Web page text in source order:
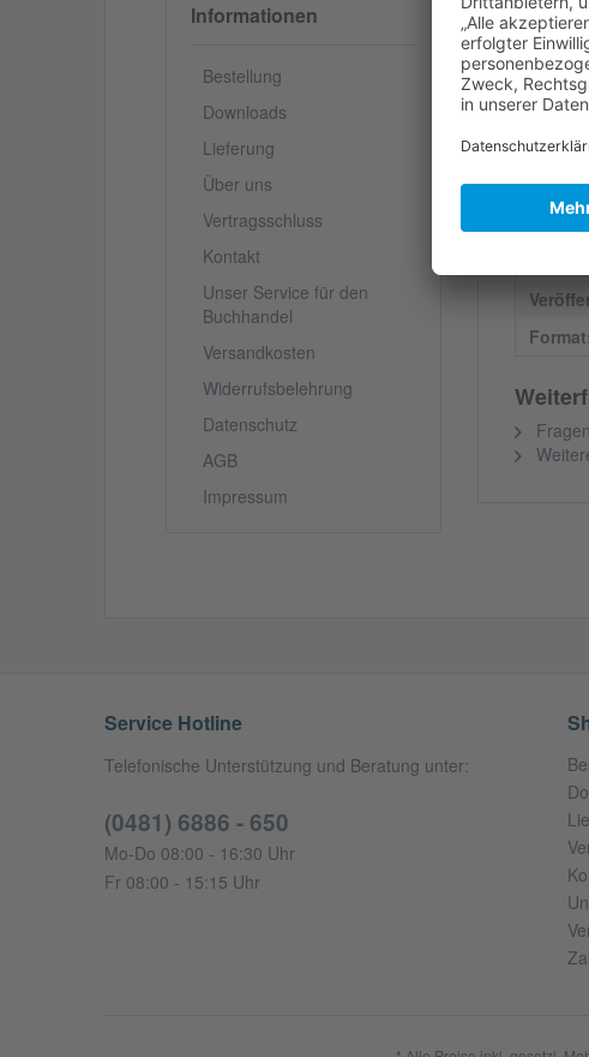
Informationen
Bestellung
Downloads
Lieferung
Über uns
Vertragsschluss
Kontakt
Unser Service für den
Buchhandel
Versandkosten
Widerrufsbelehrung
Datenschutz
AGB
Impressum
Wälder
südlich
Heide,
Format:
Service Hotline
Telefonische Unterstützung und Beratung unter:
(0481) 6886 - 650
Mo-Do 08:00 - 16:30 Uhr
Fr 08:00 - 15:15 Uhr